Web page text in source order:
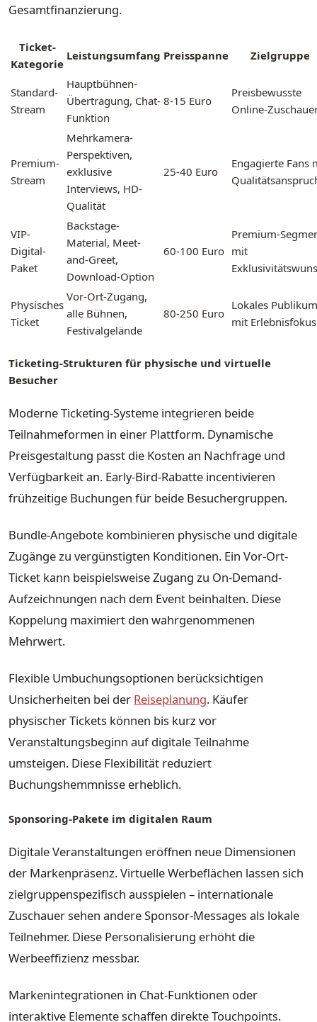
Gesamtfinanzierung.
Ticket-
Kategorie
Leistungsumfang Preisspanne Zielgruppe
Standard-
Stream
Hauptbühnen-
Übertragung, Chat-
Funktion
8-15 Euro
Preisbewusste
Online-
Premium-
Stream
Mehrkamera-
Perspektiven,
exklusive
Interviews, HD-
Qualität
25-40 Euro
Engagierte Fans
VIP-
Digital-
Paket
Backstage-
Material, Meet-
and-Greet,
Download-Option
60-100 Euro
Premium-
mit
Physisches
Ticket
Vor-Ort-Zugang,
alle Bühnen,
Festivalgelände
80-250 Euro
Lokales Publikum
mit Erlebnisfokus
Ticketing-Strukturen für physische und virtuelle
Besucher
Moderne Ticketing-Systeme integrieren beide
Teilnahmeformen in einer Plattform. Dynamische
Preisgestaltung passt die Kosten an Nachfrage und
Verfügbarkeit an. Early-Bird-Rabatte incentivieren
frühzeitige Buchungen für beide Besuchergruppen.
Bundle-Angebote kombinieren physische und digitale
Zugänge zu vergünstigten Konditionen. Ein Vor-Ort-
Ticket kann beispielsweise Zugang zu On-Demand-
Aufzeichnungen nach dem Event beinhalten. Diese
Koppelung maximiert den wahrgenommenen
Mehrwert.
Flexible Umbuchungsoptionen berücksichtigen
Unsicherheiten bei der Reiseplanung. Käufer
physischer Tickets können bis kurz vor
Veranstaltungsbeginn auf digitale Teilnahme
umsteigen. Diese Flexibilität reduziert
Buchungshemmnisse erheblich.
Sponsoring-Pakete im digitalen Raum
Digitale Veranstaltungen eröffnen neue Dimensionen
der Markenpräsenz. Virtuelle Werbeflächen lassen sich
zielgruppenspezifisch ausspielen – internationale
Zuschauer sehen andere Sponsor-Messages als lokale
Teilnehmer. Diese Personalisierung erhöht die
Werbeeffizienz messbar.
Markenintegrationen in Chat-Funktionen oder
interaktive Elemente schaffen direkte Touchpoints.